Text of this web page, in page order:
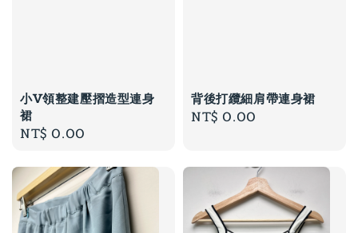
小V領整建壓摺造型連身
裙
Regular
NT$ 0.00
背後打纜細肩帶連身裙
Regular
NT$ 0.00